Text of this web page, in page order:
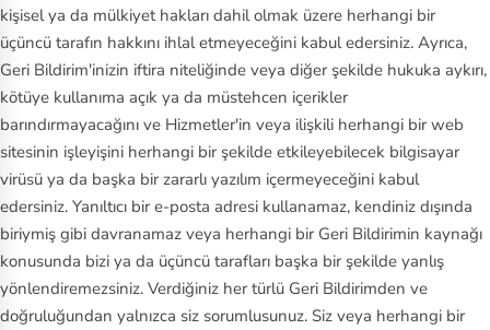
kişisel ya da mülkiyet hakları dahil olmak üzere herhangi bir
üçüncü tarafın hakkını ihlal etmeyeceğini kabul edersiniz. Ayrıca,
Geri Bildirim'inizin iftira niteliğinde veya diğer şekilde hukuka aykırı,
kötüye kullanıma açık ya da müstehcen içerikler
barındırmayacağını ve Hizmetler'in veya ilişkili herhangi bir web
sitesinin işleyişini herhangi bir şekilde etkileyebilecek bilgisayar
virüsü ya da başka bir zararlı yazılım içermeyeceğini kabul
edersiniz. Yanıltıcı bir e‑posta adresi kullanamaz, kendiniz dışında
biriymiş gibi davranamaz veya herhangi bir Geri Bildirimin kaynağı
konusunda bizi ya da üçüncü tarafları başka bir şekilde yanlış
yönlendiremezsiniz. Verdiğiniz her türlü Geri Bildirimden ve
doğruluğundan yalnızca siz sorumlusunuz. Siz veya herhangi bir